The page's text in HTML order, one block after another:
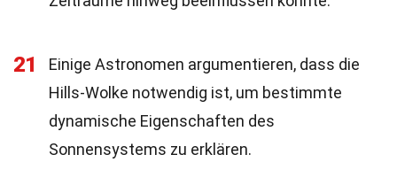
21
Einige Astronomen argumentieren, dass die
Hills-Wolke notwendig ist, um bestimmte
dynamische Eigenschaften des
Sonnensystems zu erklären.